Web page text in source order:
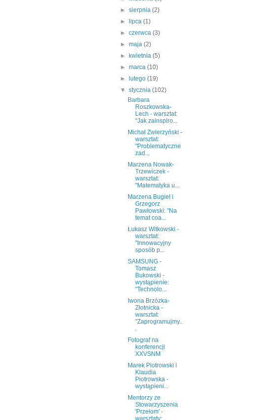
►sierpnia(2)
►
lipca(1)
►czerwca(3)
►maja(2)
►
kwietnia(5)
►marca(10)
►
lutego(19)
▼stycznia(102)
Barbara
Roszkowska-
Lech - warsztat:
"Jak zainspiro...
Michał Zwierzyński -
warsztat:
"Problematyczne
zad...
Marzena Nowak-
Trzewiczek -
warsztat:
"Matematyka u...
Marzena Bugiel i
Grzegorz
Pawłowski: "Na
temat coa...
Łukasz Witkowski -
warsztat:
"Innowacyjny
sposób p...
SAMSUNG -
Tomasz
Bukowski -
wystąpienie:
"Technolo...
Iwona Brzózka-
Złotnicka -
warsztat:
"Zaprogramujmy..
.
Fotograf na
konferencji
XXVSNM
Marek Piotrowski i
Klaudia
Piotrowska -
wystąpieni...
Mentorzy ze
Stowarzyszenia
'Przełom' -